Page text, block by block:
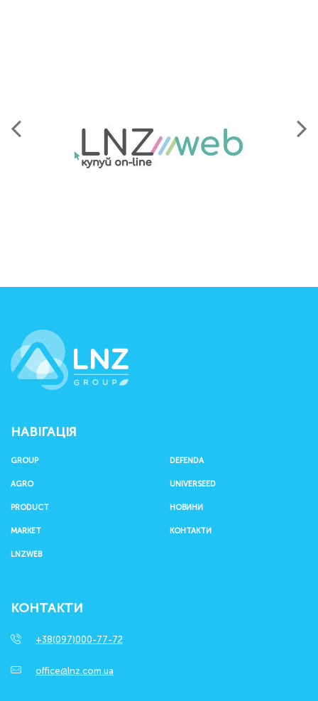
НАВІГАЦІЯ
GROUP
AGRO
PRODUCT
MARKET
DEFENDA
UNIVERSEED
НОВИНИ
КОНТАКТИ
LNZWEB
КОНТАКТИ
+38(097)000-77-72
office@lnz.com.ua